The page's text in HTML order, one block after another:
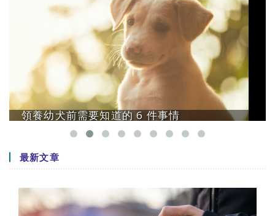
領養幼犬前需要知道的 6 件事情
最新文章